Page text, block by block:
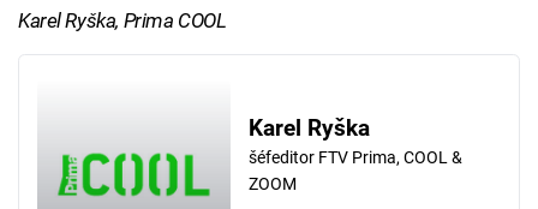
Karel Ryška, Prima COOL
Karel Ryška
šéfeditor FTV Prima, COOL &
ZOOM